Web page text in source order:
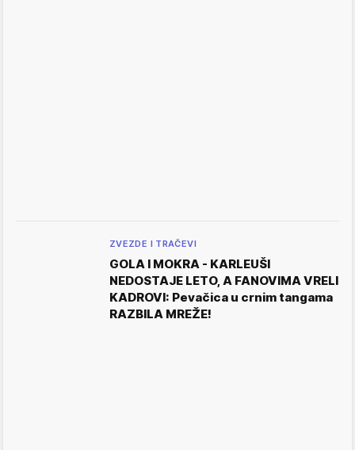
ZVEZDE I TRAČEVI
GOLA I MOKRA - KARLEUŠI
NEDOSTAJE LETO, A FANOVIMA VRELI
KADROVI: Pevačica u crnim tangama
RAZBILA MREŽE!